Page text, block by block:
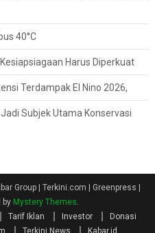
40°C
Harus Diperkuat
Terdampak El Nino 2026,
Subjek Utama Konservasi
Group | Terkini.com | Greenpress
by Mystery Themes.
Tarif Iklan Investor
Donasi
Terkini News Kabar.id